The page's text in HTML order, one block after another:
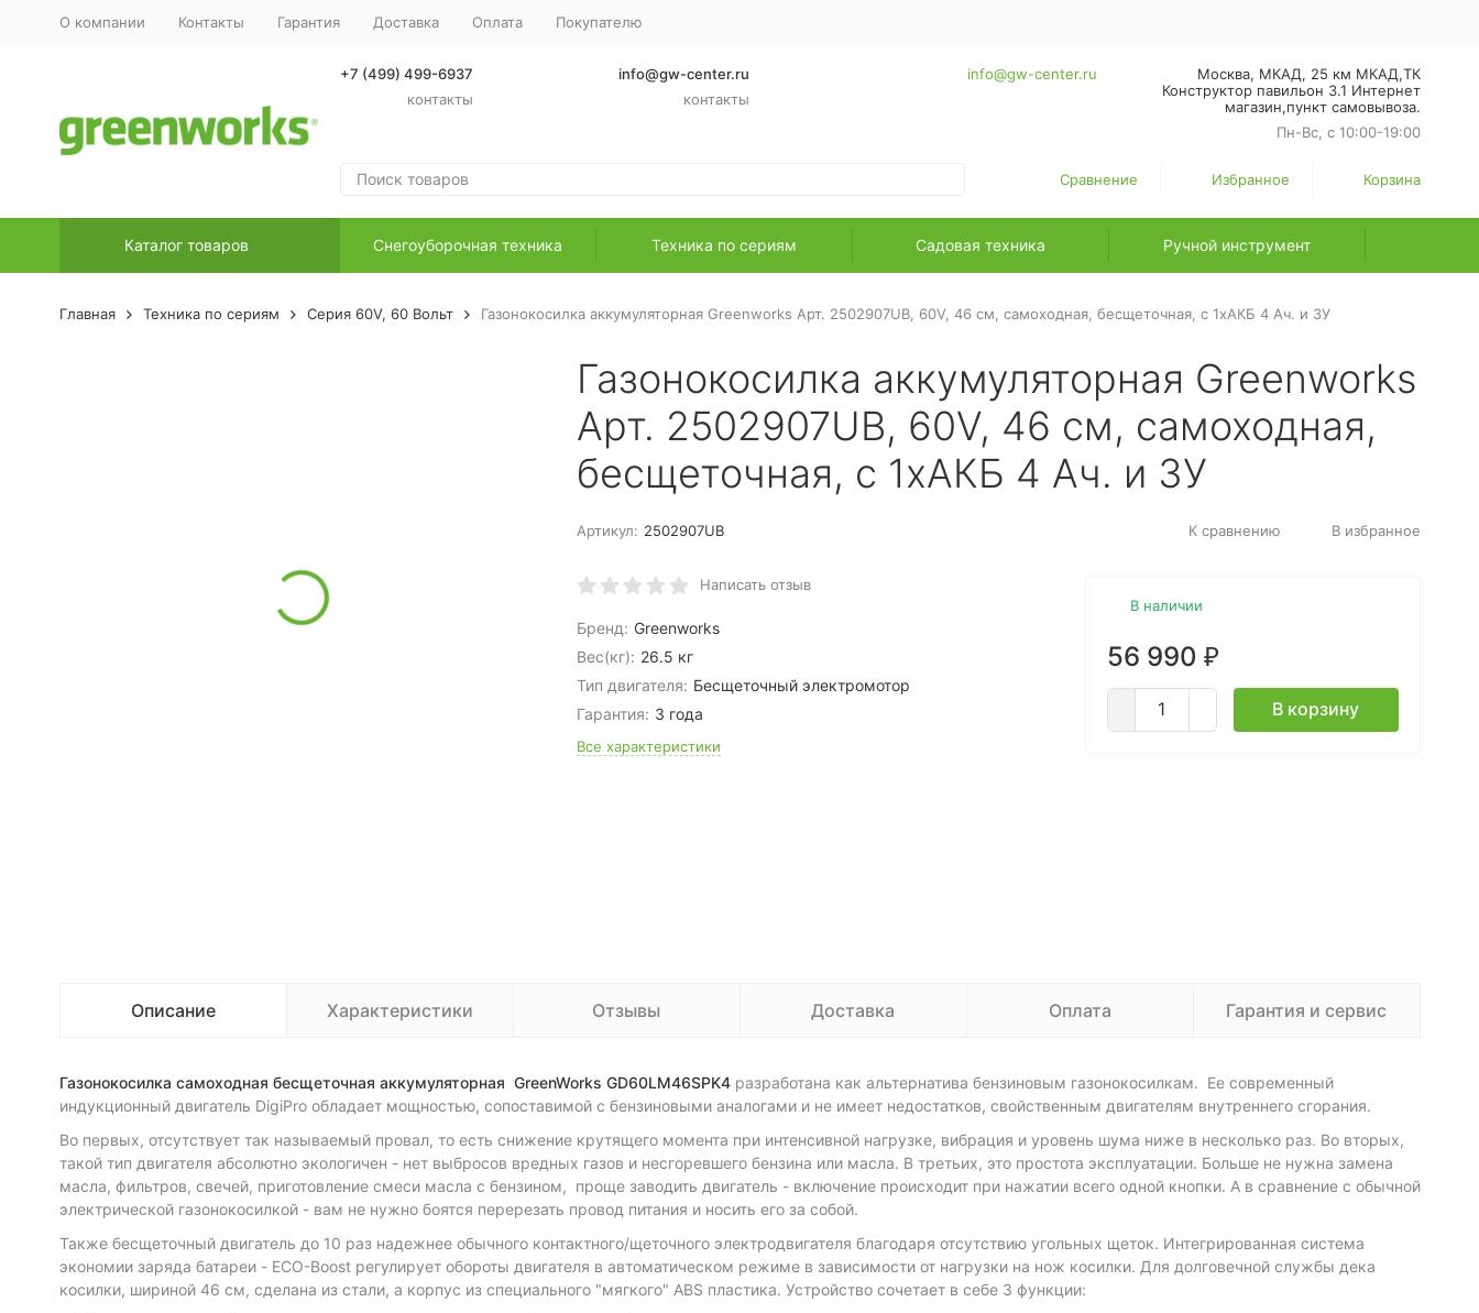
О компании Контакты Гарантия Доставка Оплата Покупателю
+7 (499) 499-6937
контакты
info@gw-center.ru
контакты
info@gw-center.ru
Москва, МКАД, 25 км МКАД,ТК
Конструктор павильон З.1 Интернет
магазин,пункт самовывоза.
Пн-Вс, с 10:00-19:00
Сравнение Избранное Корзина
Каталог товаров Снегоуборочная техника Техника по сериям Садовая техника Ручной инструмент
Главная Техника по сериям Серия 60V, 60 Вольт Газонокосилка аккумуляторная Greenworks Арт. 2502907UB, 60V, 46 см, самоходная, бесщеточная, с 1хАКБ 4 Ач. и ЗУ
Газонокосилка аккумуляторная Greenworks
Арт. 2502907UB, 60V, 46 см, самоходная,
бесщеточная, с 1хАКБ 4 Ач. и ЗУ
Артикул: 2502907UB К сравнению В избранное
Написать отзыв
Бренд: Greenworks
Вес(кг): 26.5 кг
Тип двигателя: Бесщеточный электромотор
Гарантия: 3 года
Все характеристики
В наличии
56 990 ₽
В корзину
Описание Характеристики Отзывы Доставка Оплата Гарантия и сервис
Газонокосилка самоходная бесщеточная аккумуляторная GreenWorks GD60LM46SPK4разработана как альтернатива бензиновым газонокосилкам. Ее современный
индукционный двигатель DigiPro обладает мощностью, сопоставимой с бензиновыми аналогами и не имеет недостатков, свойственным двигателям внутреннего сгорания.
Во первых, отсутствует так называемый провал, то есть снижение крутящего момента при интенсивной нагрузке, вибрация и уровень шума ниже в несколько раз. Во вторых,
такой тип двигателя абсолютно экологичен - нет выбросов вредных газов и несгоревшего бензина или масла. В третьих, это простота эксплуатации. Больше не нужна замена
масла, фильтров, свечей, приготовление смеси масла с бензином, проще заводить двигатель - включение происходит при нажатии всего одной кнопки. А в сравнение с обычной
электрической газонокосилкой - вам не нужно боятся перерезать провод питания и носить его за собой.
Также бесщеточный двигатель до 10 раз надежнее обычного контактного/щеточного электродвигателя благодаря отсутствию угольных щеток. Интегрированная система
экономии заряда батареи - ECO-Boost регулирует обороты двигателя в автоматическом режиме в зависимости от нагрузки на нож косилки. Для долговечной службы дека
косилки, шириной 46 см, сделана из стали, а корпус из специального "мягкого" ABS пластика. Устройство сочетает в себе 3 функции: